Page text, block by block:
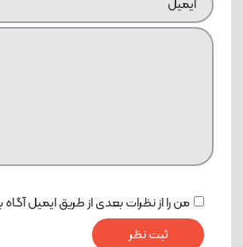
من را از نظرات بعدی از طریق ایمیل آگاه